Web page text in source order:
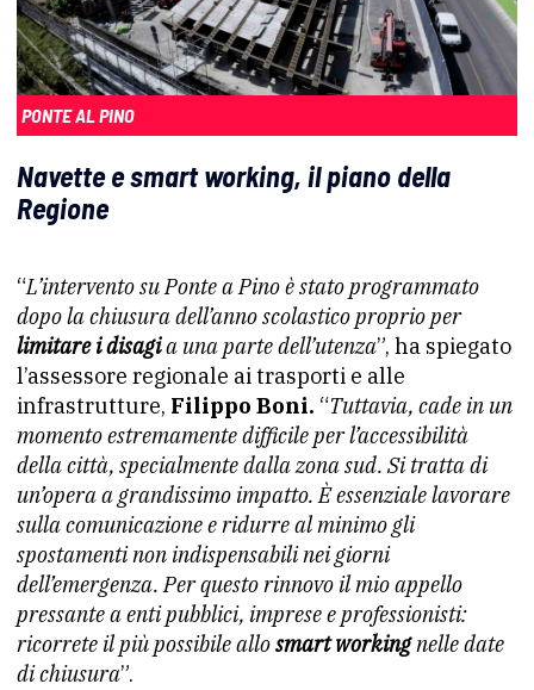
PONTE AL PINO
Navette e smart working, il piano della
Regione
“L’intervento su Ponte a Pino è stato programmato
dopo la chiusura dell’anno scolastico proprio per
limitare i disagia una parte dell’utenza”, ha spiegato
l’assessore regionale ai trasporti e alle
infrastrutture, Filippo Boni. “Tuttavia, cade in un
momento estremamente difficile per l’accessibilità
della città, specialmente dalla zona sud. Si tratta di
un’opera a grandissimo impatto. È essenziale lavorare
sulla comunicazione e ridurre al minimo gli
spostamenti non indispensabili nei giorni
dell’emergenza. Per questo rinnovo il mio appello
pressante a enti pubblici, imprese e professionisti:
ricorrete il più possibile allosmart workingnelle date
di chiusura”.